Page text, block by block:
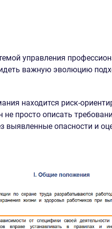
управления
важную эволюцию
находится риск-
не просто описать
выявленные опасности и